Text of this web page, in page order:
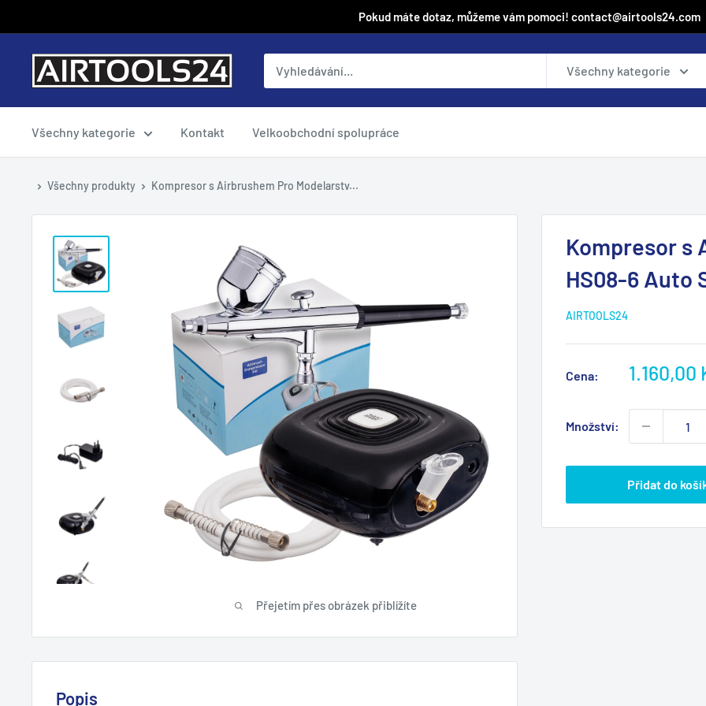
na
obsah
Pokud máte dotaz, můžeme vám pomoci! contact@airtools24.com
airtools24cz Všechny kategorie
Všechny kategorie Kontakt Velkoobchodní spolupráce
Všechny produkty Kompresor s Airbrushem Pro Modelarstv...
Přejetím přes obrázek přiblížíte
Kompresor s
HS08-6 Auto
AIRTOOLS24
Cena: 1.160,00
Množství:
Přidat do
Popis